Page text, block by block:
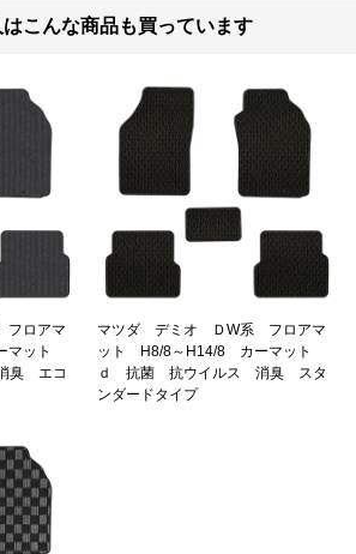
こんな商品も買っています
ロアマ
ット
臭 エコ
マツダ デミオ ＤW系 フロアマ
ット H8/8～H14/8 カーマット
ｄ 抗菌 抗ウイルス 消臭 スタ
ンダードタイプ